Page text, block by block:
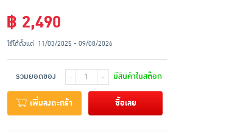
฿ 2,490
ใช้ได้ตั้งแต่ 11/03/2025 - 09/08/2026
รวมยอดของ - + มีสินค้าในสต๊อก
เพิ่มลงตะกร้า ซื้อเลย